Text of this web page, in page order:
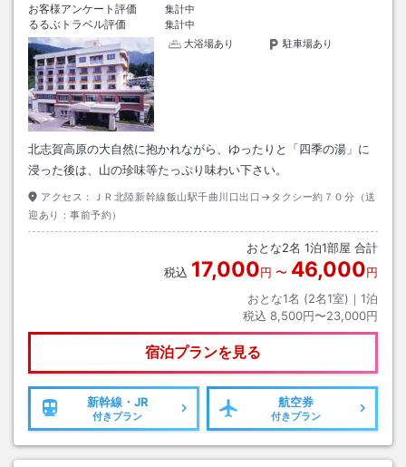
お客様アンケート評価
集計中
るるぶトラベル評価
集計中
大浴場あり
駐車場あり
北志賀高原の大自然に抱かれながら、ゆったりと「四季の湯」に
浸った後は、山の珍味等たっぷり味わい下さい。
アクセス：
ＪＲ北陸新幹線飯山駅千曲川口出口→タクシー約７０分（送
迎あり：事前予約）
おとな2名 1泊1部屋 合計
税込 17,000円 〜 46,000円
おとな1名 (2名1室)｜ 1泊
税込 8,500円〜23,000円
宿泊プランを見る
新幹線・JR
付きプラン
航空券
付きプラン